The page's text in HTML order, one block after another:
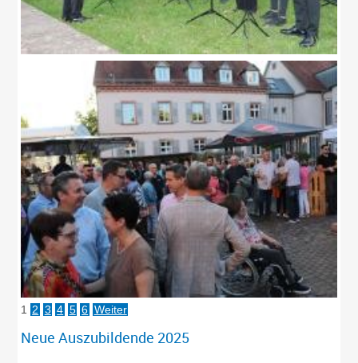
1 2 3 4 5 6 Weiter
Neue Auszubildende 2025